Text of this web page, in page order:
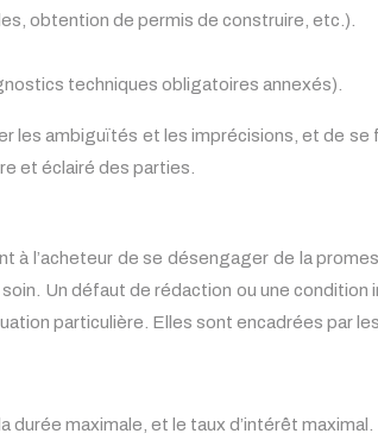
obtention de permis de construire, etc.).
techniques obligatoires annexés).
les ambiguïtés et les imprécisions, et de
et éclairé des parties.
à l’acheteur de se désengager de la
Un défaut de rédaction ou une condition
particulière. Elles sont encadrées par
durée maximale, et le taux d’intérêt maximal.